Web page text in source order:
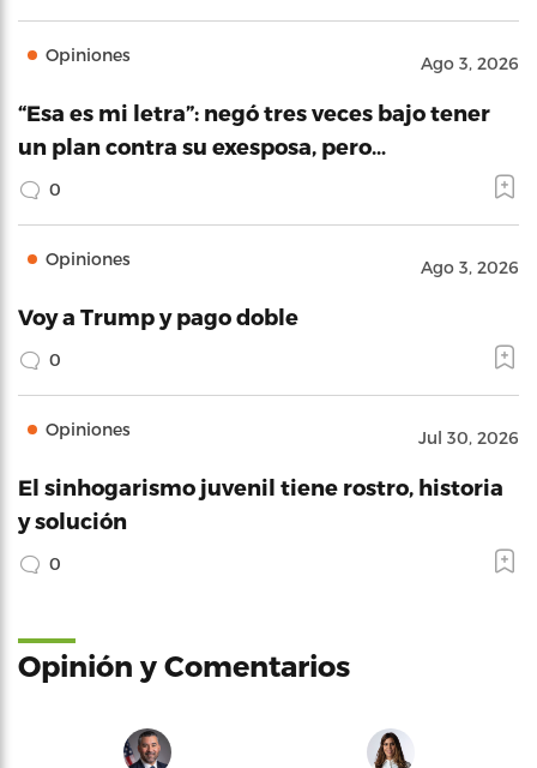
Opiniones Ago 3, 2026
“Esa es mi letra”: negó tres veces bajo tener
un plan contra su exesposa, pero…
0
Opiniones Ago 3, 2026
Voy a Trump y pago doble
0
Opiniones Jul 30, 2026
El sinhogarismo juvenil tiene rostro, historia
y solución
0
Opinión y Comentarios